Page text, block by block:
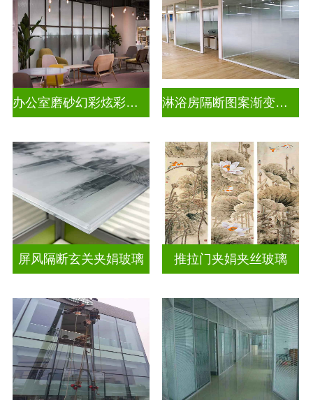
办公室磨砂幻彩炫彩渐变玻璃 淋浴房隔断图案渐变玻璃
屏风隔断玄关夹娟玻璃 推拉门夹娟夹丝玻璃